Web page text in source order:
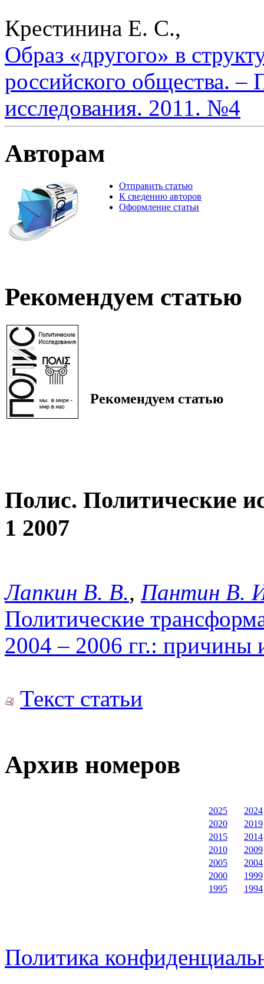
Крестинина Е. С.,
Образ «другого» в
российского общества. –
исследования. 2011. №4
Авторам
Отправить статью
К сведению авторов
Оформление статьи
Рекомендуем статью
Рекомендуем статью
Полис. Политические
1 2007
Лапкин В. В., Пантин В.
Политические
2004 – 2006 гг.: причины
Текст статьи
Архив номеров
2025
2024
2020
2019
2015
2014
2010
2009
2005
2004
2000
1999
1995
1994
Политика